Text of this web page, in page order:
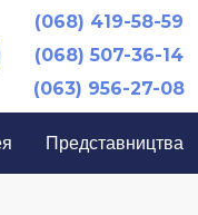
(068) 419-58-59
(068) 507-36-14
(063) 956-27-08
Представництва